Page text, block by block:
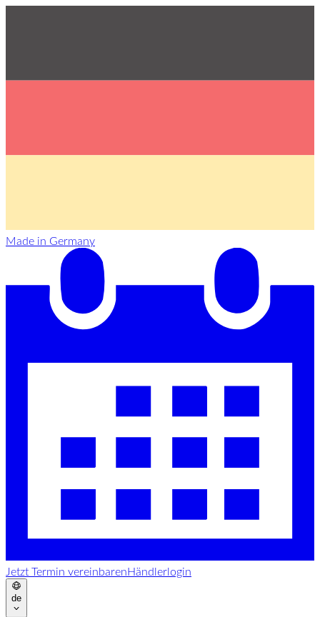
Made in Germany
Jetzt Termin vereinbarenHändlerlogin
de